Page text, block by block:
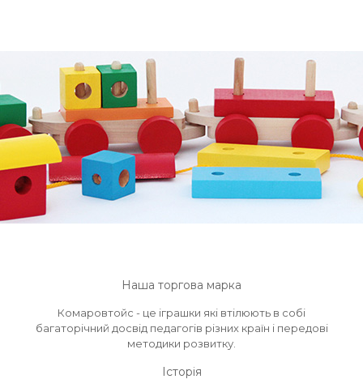
Наша торгова марка
Комаровтойс - це іграшки які втілюють в собі
багаторічний досвід педагогів різних країн і передові
методики розвитку.
Історія